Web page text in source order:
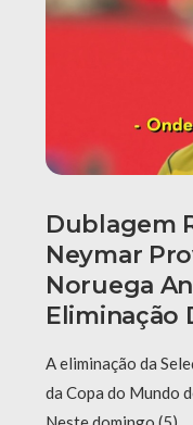
Dublagem
Neymar
Noruega
Eliminação
A eliminação da
da Copa do Mundo